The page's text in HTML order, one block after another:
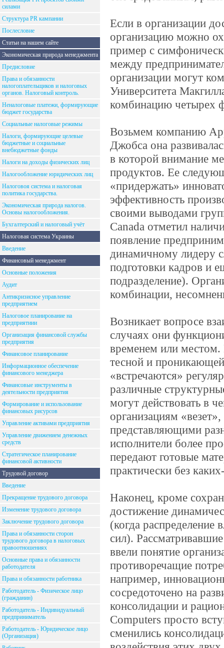
силами
Структура PR кампании
Послесловие
Статьи на нашем сайте
Экономическая природа менеджмента
Предисловие
Права и обязанности
налогоплательщиков и налоговых
органов. Налоговый контроль.
Неналоговые платежи, формирующие
бюджет государства
Социальные налоговые режимы
Налоги, формирующие целевые
бюджетные и социальные
внебюджетные фонды
Налоги на доходы физических лиц
Налогообложение юридических лиц
Налоговоя система и налоговая
политика государства.
Экономическая природа налогов.
Основы налогообложения.
Бухгалтерский и налоговый учёт
Налоговая система Украины
Введение
Финансовый менеджмент
Основные положения
Аудит
Антикризисное управление
предприятием
Налоговое планирование на
предприятиии
Организация финансовой службы
предприятия
Финансовое планирование
Информационное обеспечение
финансового менеджера
Финансовые инструменты в
деятельности предприятия
Формирование и использование
финансовых рисурсов
Управление активами предприятия
Управление движением денежных
средств
Стратегическое планирование
финансовой активности
Трудовой договор
Введение
Прекращение трудового договора
Изменение трудового договора
Заключение трудового договора
Права и обязанности сторон
трудового договора в налоговых
правоотношениях
Основные права и обязанности
работодателя
Права и обязанности работника
Работодатель - Физическое лицо
(гражданин)
Работодатель - Индивидуальный
предприниматель
Работодатель - Юридическое лицо
(Организация)
Если в организации
организацию можно
пример с
между
организации могут
Университета
комбинацию четырех
Возьмем компанию
Джобса она
в которой внимание
продуктов. Ее
«придержать»
эффективность
своими выводами
Canada отметил
появление
динамичному лидеру
подготовки кадров и
подразделение).
комбинации,
Возникает вопросе
случаях они
временем или
тесной и
«встречаются»
различные
могут действовать в
организациям
представляющими
исполнители более
передают готовые
практически без
Наконец, кроме
достижение
(когда распределение
сил).
ввели понятие
противоречащие
например,
сосредоточено на
консолидации и
Computers просто
сменились